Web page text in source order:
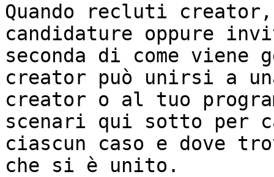
Quando recluti
candidature oppure
seconda di come
creator può unirsi a
creator o al tuo
scenari qui sotto per
ciascun caso e dove
che si è unito.